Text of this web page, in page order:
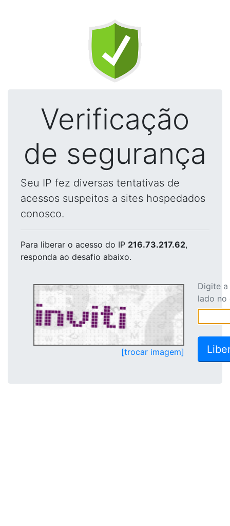
Verificação
de segurança
Seu IP fez diversas tentativas de
acessos suspeitos a sites hospedados
conosco.
Para liberar o acesso do IP 216.73.217.62,
responda ao desafio abaixo.
[trocar imagem]
Digite
lado no